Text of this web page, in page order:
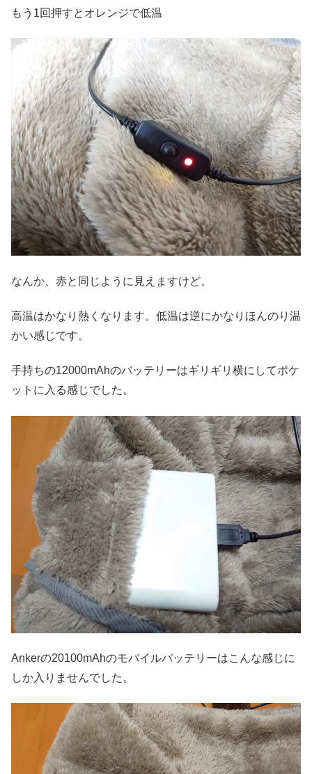
もう1回押すとオレンジで低温
なんか、赤と同じように見えますけど。
高温はかなり熱くなります。低温は逆にかなりほんのり温
かい感じです。
手持ちの12000mAhのバッテリーはギリギリ横にしてポケ
ットに入る感じでした。
Ankerの20100mAhのモバイルバッテリーはこんな感じに
しか入りませんでした。